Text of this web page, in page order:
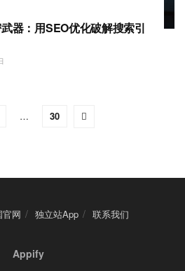
器：用SEO优化破解搜索引
… 30
网 独立站App 联系我们
Appify